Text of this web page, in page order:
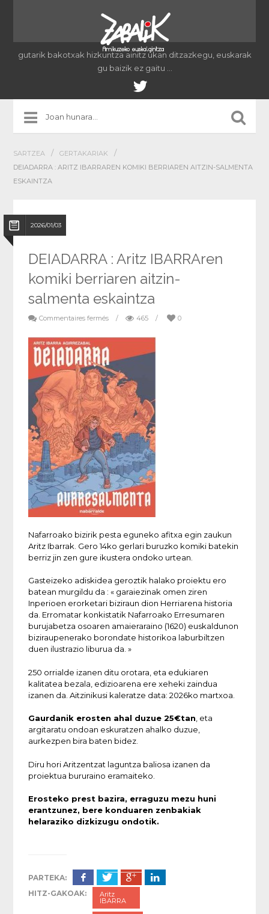
gutarik bakotxak hizkuntza ainitz ukan ditzazkegu, euskarak
gu baizik ez gaitu …
SARTZEA / GERTAKARIAK /
DEIADARRA : ARITZ IBARRAREN KOMIKI BERRIAREN AITZIN-SALMENTA
ESKAINTZA
2026/01/03
DEIADARRA : Aritz IBARRAren
komiki berriaren aitzin-
salmenta eskaintza
Commentaires fermés / 465 / 0
Nafarroako bizirik pesta eguneko afitxa egin zaukun
Aritz Ibarrak. Gero 14ko gerlari buruzko komiki batekin
berriz jin zen gure ikustera ondoko urtean.
Gasteizeko adiskidea geroztik halako proiektu ero
batean murgildu da :« garaiezinak omen ziren
Inperioen erorketari biziraun dion Herriarena historia
da. Erromatar konkistatik Nafarroako Erresumaren
burujabetza osoaren amaieraraino (1620) euskaldunon
biziraupenerako borondate historikoa laburbiltzen
duen ilustrazio liburua da. »
250 orrialde izanen ditu orotara, eta edukiaren
kalitatea bezala, edizioarena ere xeheki zaindua
izanen da. Aitzinikusi kaleratze data: 2026ko martxoa.
Gaurdanik erosten ahal duzue 25€tan , eta
argitaratu ondoan eskuratzen ahalko duzue,
aurkezpen bira baten bidez.
Diru hori Aritzentzat laguntza baliosa izanen da
proiektua bururaino eramaiteko.
Erosteko prest bazira, erraguzu mezu huni
erantzunez, bere konduaren zenbakiak
helaraziko dizkizugu ondotik.
PARTEKA:
HITZ-GAKOAK:
Aritz
IBARRA